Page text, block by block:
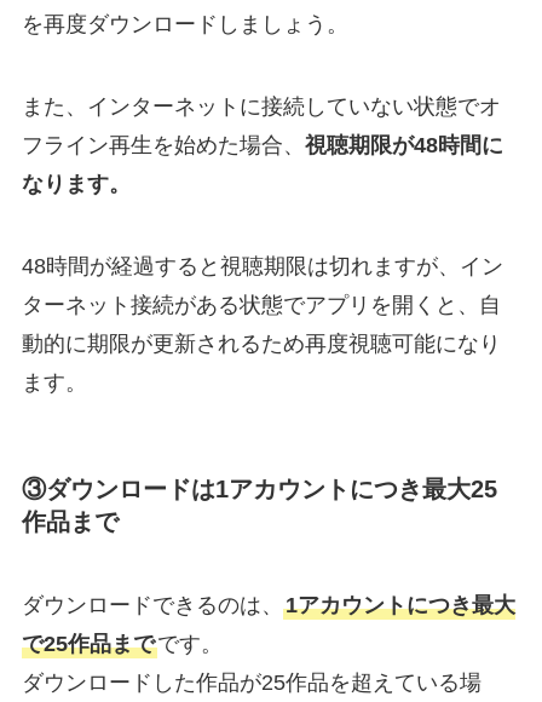
を再度ダウンロードしましょう。
また、インターネットに接続していない状態でオ
フライン再生を始めた場合、 視聴期限が48時間に
なります。
48時間が経過すると視聴期限は切れますが、イン
ターネット接続がある状態でアプリを開くと、自
動的に期限が更新されるため再度視聴可能になり
ます。
③ダウンロードは1アカウントにつき最大25
作品まで
ダウンロードできるのは、 1アカウントにつき最大
で25作品までです。
ダウンロードした作品が25作品を超えている場